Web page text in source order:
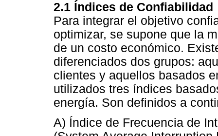
2.1 Índices de Confiabilidad
Para integrar el objetivo
optimizar, se supone que la
de un costo económico.
diferenciados dos grupos:
clientes y aquellos basados
utilizados tres índices
energía. Son definidos a
A) Índice de Frecuencia de